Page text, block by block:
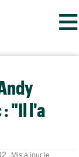
≡
"Il l'a
Mis à jour le